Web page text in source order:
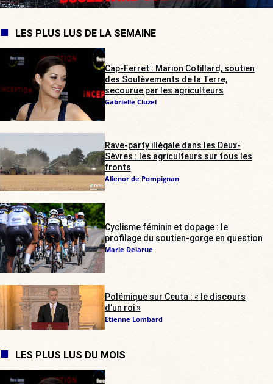
LES PLUS LUS DE LA SEMAINE
Cap-Ferret : Marion Cotillard, soutien
des Soulèvements de la Terre,
secourue par les agriculteurs
Gabrielle Cluzel
Rave-party illégale dans les Deux-
Sèvres : les agriculteurs sur tous les
fronts
Alienor de Pompignan
Cyclisme féminin et dopage : le
profilage du soutien-gorge en question
Marie Delarue
Polémique sur Ceuta : « le discours
d’un roi »
Etienne Lombard
LES PLUS LUS DU MOIS